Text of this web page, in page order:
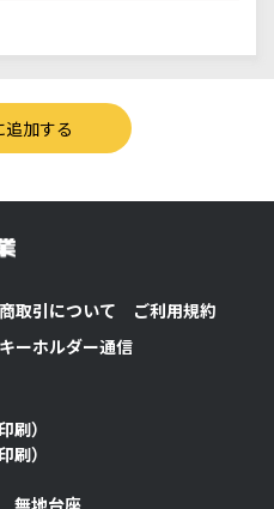
取引について
ご利用規約
キーホルダー通信
刷）
刷）